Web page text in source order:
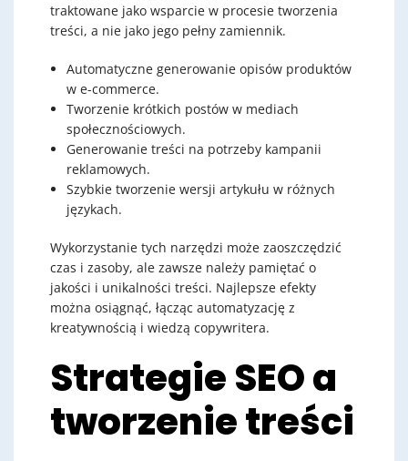
traktowane jako wsparcie w procesie tworzenia
treści, a nie jako jego pełny zamiennik.
Automatyczne generowanie opisów produktów
w e-commerce.
Tworzenie krótkich postów w mediach
społecznościowych.
Generowanie treści na potrzeby kampanii
reklamowych.
Szybkie tworzenie wersji artykułu w różnych
językach.
Wykorzystanie tych narzędzi może zaoszczędzić
czas i zasoby, ale zawsze należy pamiętać o
jakości i unikalności treści. Najlepsze efekty
można osiągnąć, łącząc automatyzację z
kreatywnością i wiedzą copywritera.
Strategie SEO a
tworzenie treści